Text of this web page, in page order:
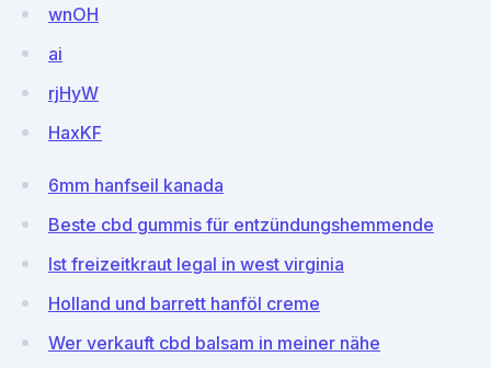
wnOH
ai
rjHyW
HaxKF
6mm hanfseil kanada
Beste cbd gummis für entzündungshemmende
Ist freizeitkraut legal in west virginia
Holland und barrett hanföl creme
Wer verkauft cbd balsam in meiner nähe